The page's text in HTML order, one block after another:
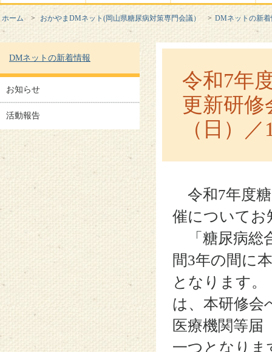
ホーム おかやまDMネット(岡山県糖尿病対策専門会議） DMネットの新
令和7年
更新研修
（日）
令和7年度糖
催についてお
「糖尿病総
間3年の間に
となります
は、本研修会
医療機関等届
一つとなりま
DMネットの新着情報
お知らせ
活動報告